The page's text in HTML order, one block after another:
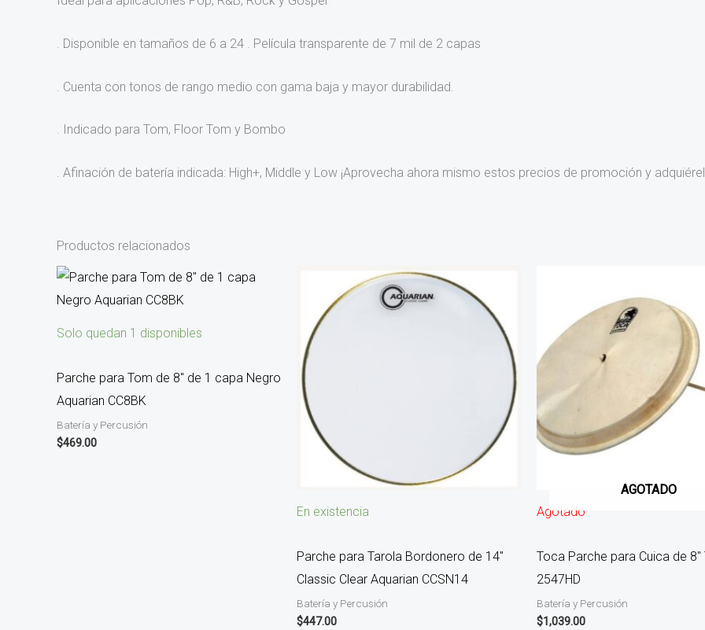
. Disponible en tamaños de 6 a 24 . Película transparente de 7 mil de 2 capas
. Cuenta con tonos de rango medio con gama baja y mayor durabilidad.
. Indicado para Tom, Floor Tom y Bombo
. Afinación de batería indicada: High+, Middle y Low ¡Aprovecha ahora mismo estos precios de promoción y
Productos relacionados
Solo quedan 1 disponibles
Parche para Tom de 8″ de 1 capa Negro
Aquarian CC8BK
Batería y Percusión
$469.00
En existencia
Parche para Tarola Bordonero de 14″
Classic Clear Aquarian CCSN14
Batería y Percusión
$447.00
AGOTADO
Agotado
Toca Parche para Cuica de 8″
2547HD
Batería y Percusión
$1,039.00